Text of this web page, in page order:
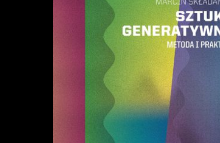
customization expertise to your future employer.